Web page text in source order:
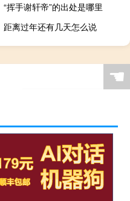
“挥手谢轩帝”的出处是哪里
距离过年还有几天怎么说
☚